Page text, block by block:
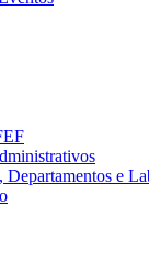
Departamentos e